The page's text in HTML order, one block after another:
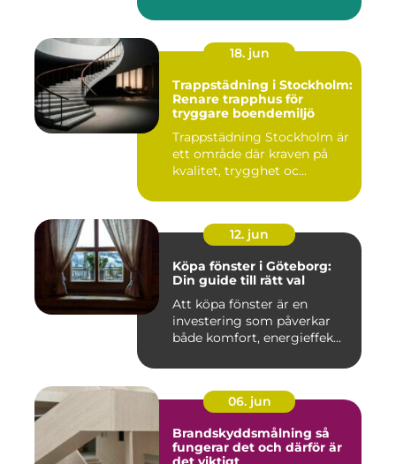
18. jun
Trappstädning i Stockholm:
Renare trapphus för
tryggare boendemiljö
Trappstädning Stockholm är
ett område där kraven på
kvalitet, trygghet oc...
12. jun
Köpa fönster i Göteborg:
Din guide till rätt val
Att köpa fönster är en
investering som påverkar
både komfort, energieffek...
06. jun
Brandskyddsmålning så
fungerar det och därför är